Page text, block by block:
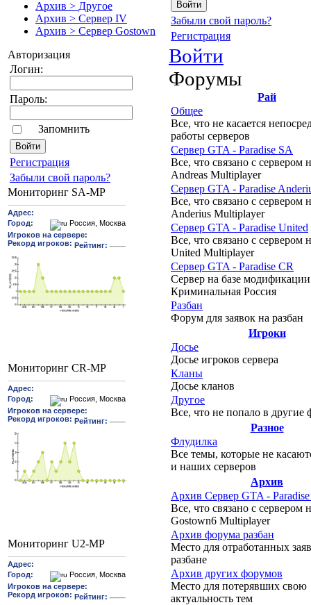
Архив > Другое
Архив > Сервер IV
Архив > Сервер Gostown
Авторизация
Логин:
Пароль:
Запомнить
Pегиcтрaция
Забыли свой пароль?
Мониторинг SA-MP
Мониторинг CR-MP
Мониторинг U2-MP
Забыли свой пароль?
Регистрация
Войти
Форумы
Рай
Общее
Все, что не касается
работы серверов
Сервер GTA - Paradise SA
Все, что связано с сервером
Andreas Multiplayer
Сервер GTA - Paradise
Все, что связано с сервером
Anderius Multiplayer
Сервер GTA - Paradise United
Все, что связано с сервером
United Multiplayer
Сервер GTA - Paradise CR
Сервер на базе модификации
Криминальная Россия
Разбан
Форум для заявок на разбан
Игроки
Досье
Досье игроков сервера
Кланы
Досье кланов
Другое
Все, что не попало в другие
Разное
Флудилка
Все темы, которые не
и наших серверов
Архив
Архив Сервер GTA -
Все, что связано с сервером
Gostown6 Multiplayer
Архив форума разбан
Место для отработанных
разбане
Архив других форумов
Место для потерявших свою
актуальность тем